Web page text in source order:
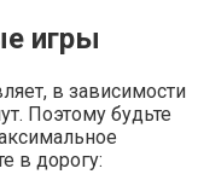
игры
в зависимости
Поэтому будьте
в дорогу: